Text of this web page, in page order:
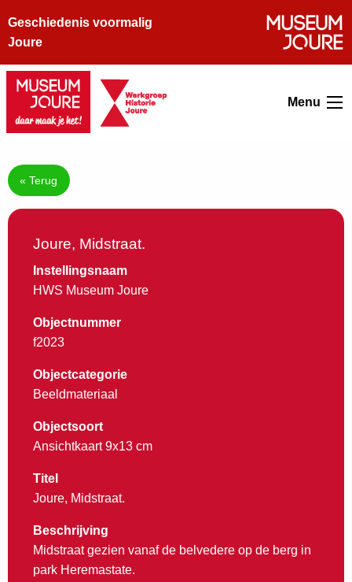
Geschiedenis voormalig
Joure
Menu
« Terug
Joure, Midstraat.
Instellingsnaam
HWS Museum Joure
Objectnummer
f2023
Objectcategorie
Beeldmateriaal
Objectsoort
Ansichtkaart 9x13 cm
Titel
Joure, Midstraat.
Beschrijving
Midstraat gezien vanaf de belvedere op de berg in
park Heremastate.